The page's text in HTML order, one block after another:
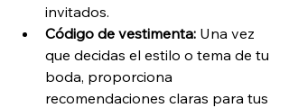
invitados.
Código de vestimenta: Una vez
que decidas el estilo o tema de tu
boda, proporciona
recomendaciones claras para tus